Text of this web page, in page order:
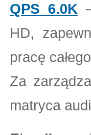
QPS 6.0K
HD,
pracę
Za
matryca